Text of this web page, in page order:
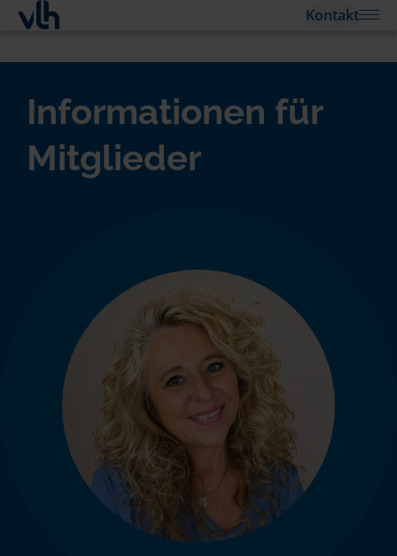
Kontakt
Informationen für
Mitglieder